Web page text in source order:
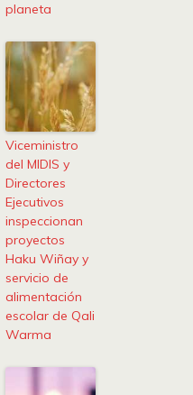
planeta
Viceministro
del MIDIS y
Directores
Ejecutivos
inspeccionan
proyectos
Haku Wiñay y
servicio de
alimentación
escolar de Qali
Warma